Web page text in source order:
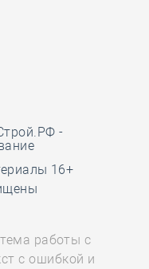
-
16+
работы с
с ошибкой и